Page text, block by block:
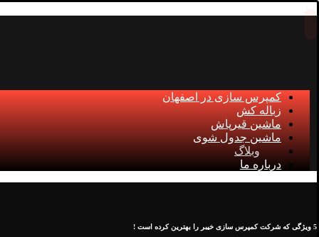
کمپرس سازی در اصفهان
زباله کش
ماشین قیرپاش
ماشین جدول شوی
وبلاگ
درباره ما
5 ویژگی که شرکت کمپرس سازی خیبر را بهترین کرده است !